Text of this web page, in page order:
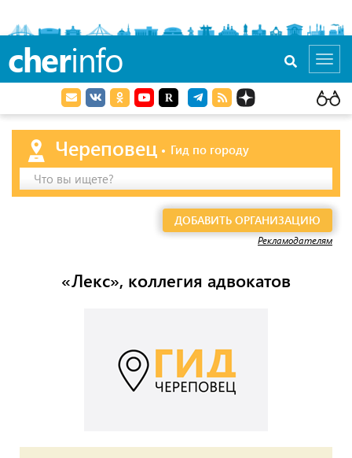
cherinfo
Череповец
Гид по городу
Что вы ищете?
ДОБАВИТЬ ОРГАНИЗАЦИЮ
Рекламодателям
«Лекс», коллегия адвокатов